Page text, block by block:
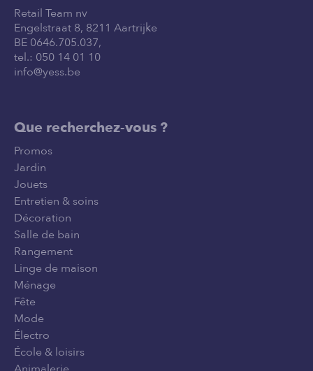
Retail Team nv
Engelstraat 8, 8211 Aartrijke
BE 0646.705.037,
tel.: 050 14 01 10
info@yess.be
Que recherchez-vous ?
Promos
Jardin
Jouets
Entretien & soins
Décoration
Salle de bain
Rangement
Linge de maison
Ménage
Fête
Mode
Électro
École & loisirs